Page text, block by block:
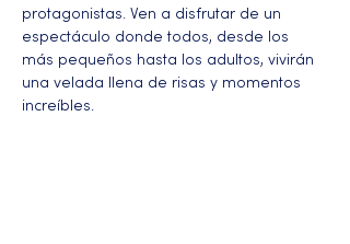
protagonistas. Ven a disfrutar de un
espectáculo donde todos, desde los
más pequeños hasta los adultos, vivirán
una velada llena de risas y momentos
increíbles.